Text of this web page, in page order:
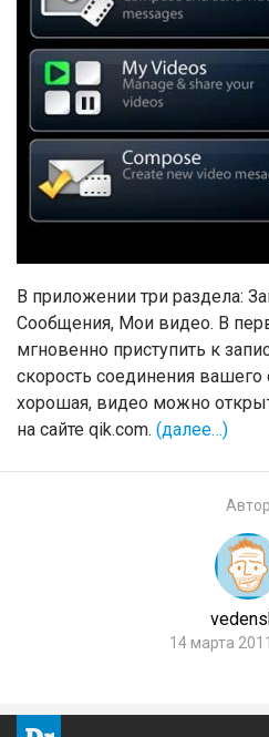
В приложении три раздела:
Сообщения, Мои видео. В
мгновенно приступить к
скорость соединения вашего
хорошая, видео можно
на сайте qik.com. (далее…)
Автор
14 марта